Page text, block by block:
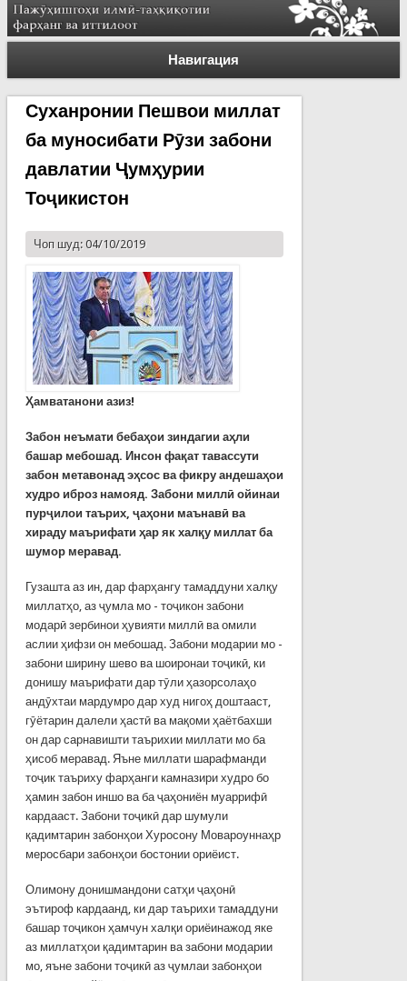
Навигация
Суханронии Пешвои миллат
ба муносибати Рӯзи забони
давлатии Ҷумҳурии
Тоҷикистон
Чоп шуд: 04/10/2019
Ҳамватанони азиз!
Забон неъмати бебаҳои зиндагии аҳли
башар мебошад. Инсон фақат тавассути
забон метавонад эҳсос ва фикру андешаҳои
худро иброз намояд. Забони миллӣ ойинаи
пурҷилои таърих, ҷаҳони маънавӣ ва
хираду маърифати ҳар як халқу миллат ба
шумор меравад.
Гузашта аз ин, дар фарҳангу тамаддуни халқу
миллатҳо, аз ҷумла мо - тоҷикон забони
модарӣ зербинои ҳувияти миллӣ ва омили
аслии ҳифзи он мебошад. Забони модарии мо -
забони ширину шево ва шоиронаи тоҷикӣ, ки
донишу маърифати дар тӯли ҳазорсолаҳо
андӯхтаи мардумро дар худ нигоҳ доштааст,
гӯётарин далели ҳастӣ ва мақоми ҳаётбахши
он дар сарнавишти таърихии миллати мо ба
ҳисоб меравад. Яъне миллати шарафманди
тоҷик таъриху фарҳанги камназири худро бо
ҳамин забон иншо ва ба ҷаҳониён муаррифӣ
кардааст. Забони тоҷикӣ дар шумули
қадимтарин забонҳои Хуросону Мовароуннаҳр
меросбари забонҳои бостонии ориёист.
Олимону донишмандони сатҳи ҷаҳонӣ
эътироф кардаанд, ки дар таърихи тамаддуни
башар тоҷикон ҳамчун халқи ориёинажод яке
аз миллатҳои қадимтарин ва забони модарии
мо, яъне забони тоҷикӣ аз ҷумлаи забонҳои